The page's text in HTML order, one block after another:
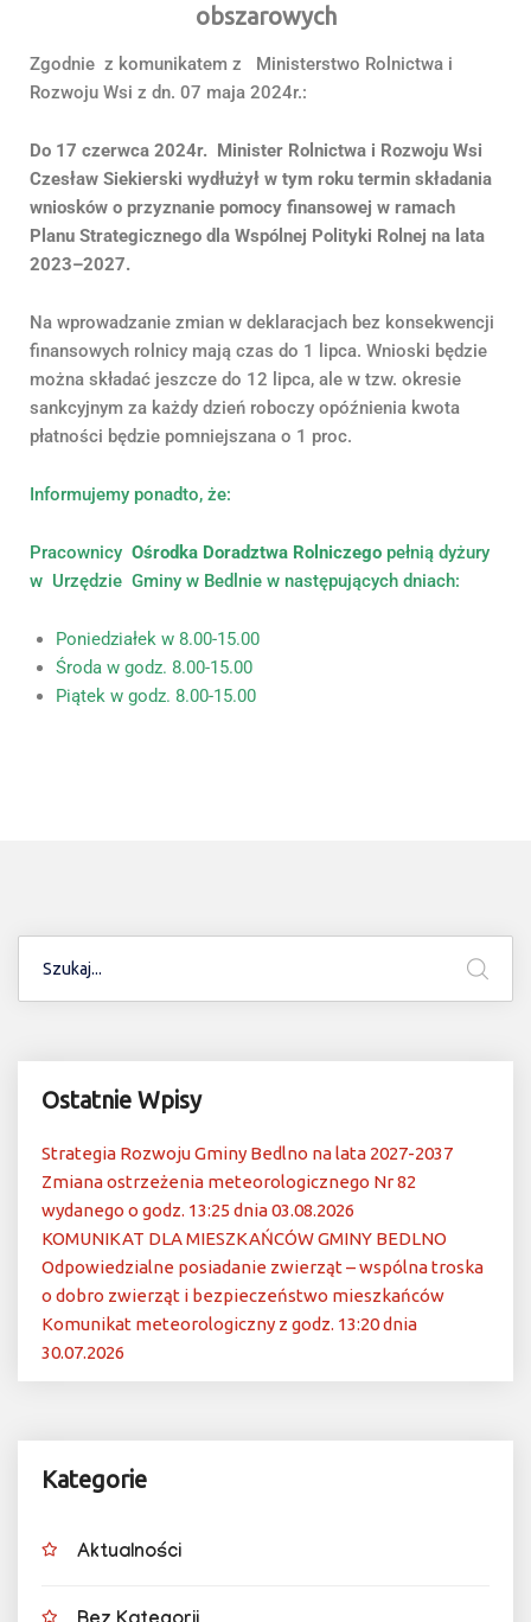
obszarowych
Zgodnie z komunikatem z Ministerstwo Rolnictwa i
Rozwoju Wsi z dn. 07 maja 2024r.:
Do 17 czerwca 2024r. Minister Rolnictwa i Rozwoju Wsi
Czesław Siekierski wydłużył w tym roku termin składania
wniosków o przyznanie pomocy finansowej w ramach
Planu Strategicznego dla Wspólnej Polityki Rolnej na lata
2023–2027.
Na wprowadzanie zmian w deklaracjach bez konsekwencji
finansowych rolnicy mają czas do 1 lipca. Wnioski będzie
można składać jeszcze do 12 lipca, ale w tzw. okresie
sankcyjnym za każdy dzień roboczy opóźnienia kwota
płatności będzie pomniejszana o 1 proc.
Informujemy ponadto, że:
Pracownicy Ośrodka Doradztwa Rolniczego pełnią dyżury
w Urzędzie Gminy w Bedlnie w następujących dniach:
Poniedziałek w 8.00-15.00
Środa w godz. 8.00-15.00
Piątek w godz. 8.00-15.00
Ostatnie Wpisy
Strategia Rozwoju Gminy Bedlno na lata 2027-2037
Zmiana ostrzeżenia meteorologicznego Nr 82
wydanego o godz. 13:25 dnia 03.08.2026
KOMUNIKAT DLA MIESZKAŃCÓW GMINY BEDLNO
Odpowiedzialne posiadanie zwierząt – wspólna troska
o dobro zwierząt i bezpieczeństwo mieszkańców
Komunikat meteorologiczny z godz. 13:20 dnia
30.07.2026
Kategorie
Aktualności